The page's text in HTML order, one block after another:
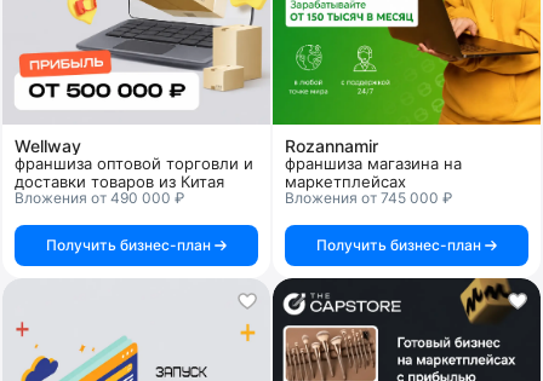
Wellway
франшиза оптовой торговли и
доставки товаров из Китая
Вложения от 490 000 ₽
Получить бизнес-план
Rozannamir
франшиза магазина на
маркетплейсах
Вложения от 745 000 ₽
Получить бизнес-план